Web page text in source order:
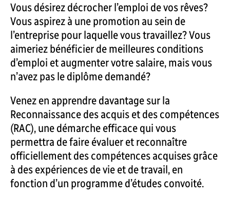
Vous désirez décrocher l’emploi de vos rêves?
Vous aspirez à une promotion au sein de
l’entreprise pour laquelle vous travaillez? Vous
aimeriez bénéficier de meilleures conditions
d’emploi et augmenter votre salaire, mais vous
n’avez pas le diplôme demandé?
Venez en apprendre davantage sur la
Reconnaissance des acquis et des compétences
(RAC), une démarche efficace qui vous
permettra de faire évaluer et reconnaître
officiellement des compétences acquises grâce
à des expériences de vie et de travail, en
fonction d’un programme d’études convoité.